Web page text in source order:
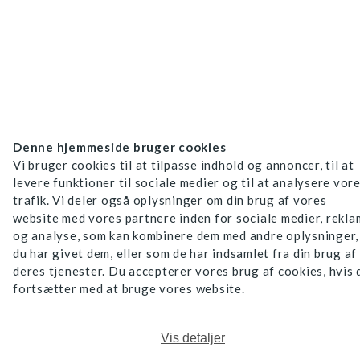
Denne hjemmeside bruger cookies
Vi bruger cookies til at tilpasse indhold og annoncer, til at
levere funktioner til sociale medier og til at analysere
trafik. Vi deler også oplysninger om din brug af vores
website med vores partnere inden for sociale medier,
og analyse, som kan kombinere dem med andre oplysninger,
du har givet dem, eller som de har indsamlet fra din brug af
deres tjenester. Du accepterer vores brug af cookies, hvis
fortsætter med at bruge vores website.
Vis detaljer